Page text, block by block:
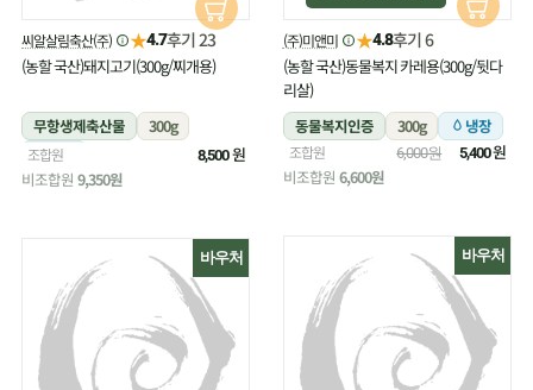
(주)미앤미 ★4.8후기 6
(농할 국산)동물복지 카레용(300g/뒷다
리살)
동물복지인증
300g 냉장
조합원 6,000원 5,400원
비조합원 6,600원
씨알살림축산(주) ★4.7후기 23
(농할 국산)돼지고기(300g/찌개용)
무항생제축산물
300g
냉장
조합원 8,500원
비조합원 9,350원
바우처
바우처